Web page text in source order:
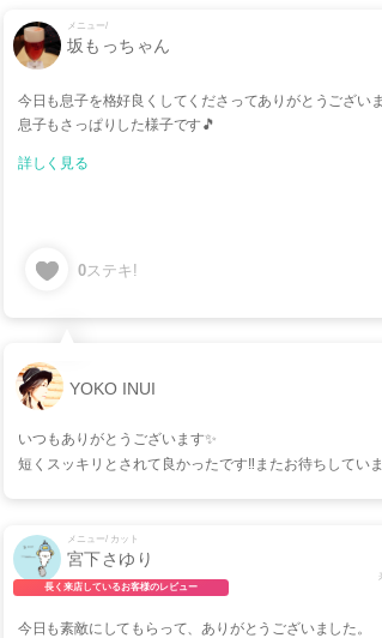
メニュー/
坂もっちゃん
今日も息子を格好良くしてくださってありがとうございま
息子もさっぱりした様子です🎵
詳しく見る
0ステキ!
YOKO INUI
いつもありがとうございます✨
短くスッキリとされて良かったです‼︎またお待ちしてい
メニュー/ カット
宮下さゆり
長く来店しているお客様のレビュー
今日も素敵にしてもらって、ありがとうございました。